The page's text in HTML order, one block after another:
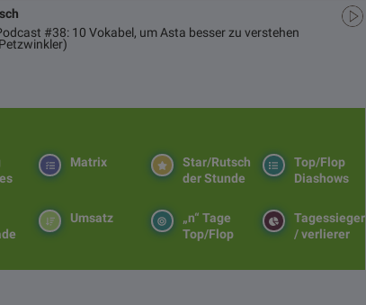
#38: 10 Vokabel, um Asta besser zu verstehen
Top/Flop
Diashows
Star/Rutsch
der Stunde
Matrix
Tagessieger
/ verlierer
„n“ Tage
Top/Flop
Umsatz